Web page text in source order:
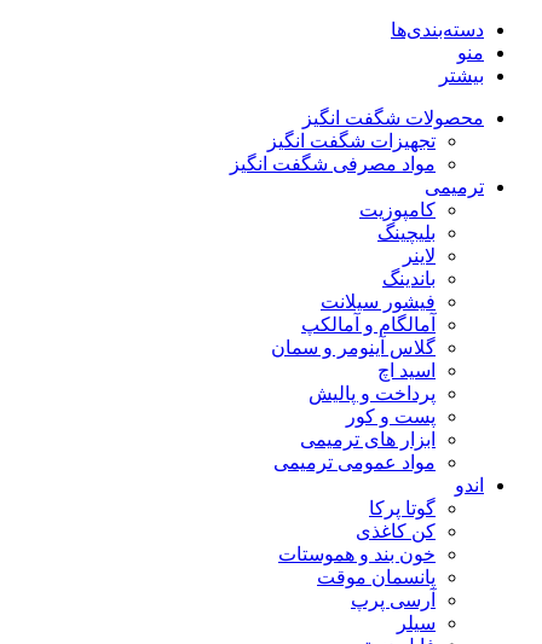
دسته‌بندی‌ها
منو
بیشتر
محصولات شگفت انگیز
تجهیزات شگفت انگیز
مواد مصرفی شگفت انگیز
ترمیمی
کامپوزیت
بلیچینگ
لاینر
باندینگ
فیشور سیلانت
آمالگام و آمالکپ
گلاس آینومر و سمان
اسید اچ
پرداخت و پالیش
پست و کور
ابزار های ترمیمی
مواد عمومی ترمیمی
اندو
گوتا پرکا
کن کاغذی
خون بند و هموستات
پانسمان موقت
آرسی پرپ
سیلر